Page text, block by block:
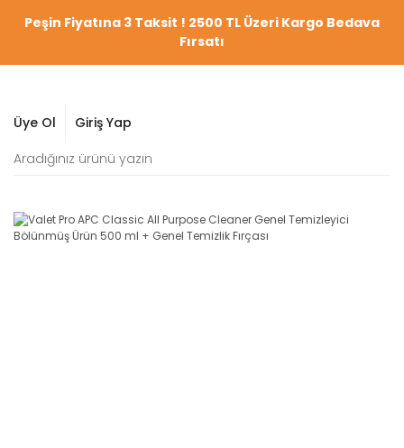
Peşin Fiyatına 3 Taksit ! 2500 TL Üzeri Kargo Bedava
Fırsatı
Üye Ol Giriş Yap